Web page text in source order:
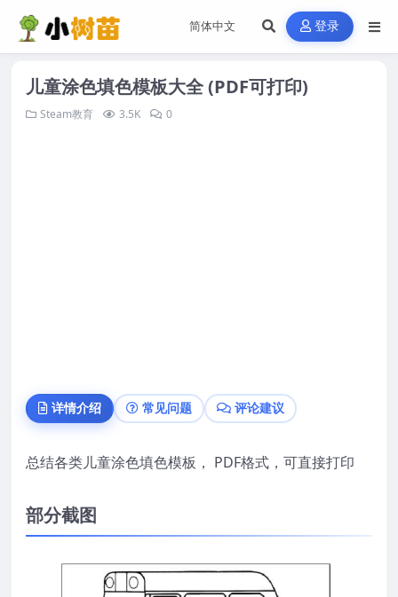
登录
儿童涂色填色模板大全 (PDF可打印)
Steam教育 3.5K 0
详情介绍 常见问题 评论建议
总结各类儿童涂色填色模板， PDF格式，可直接打印
部分截图